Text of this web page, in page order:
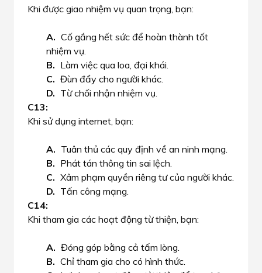
Khi được giao nhiệm vụ quan trọng, bạn:
Cố gắng hết sức để hoàn thành tốt
nhiệm vụ.
Làm việc qua loa, đại khái.
Đùn đẩy cho người khác.
Từ chối nhận nhiệm vụ.
Khi sử dụng internet, bạn:
Tuân thủ các quy định về an ninh mạng.
Phát tán thông tin sai lệch.
Xâm phạm quyền riêng tư của người khác.
Tấn công mạng.
Khi tham gia các hoạt động từ thiện, bạn:
Đóng góp bằng cả tấm lòng.
Chỉ tham gia cho có hình thức.